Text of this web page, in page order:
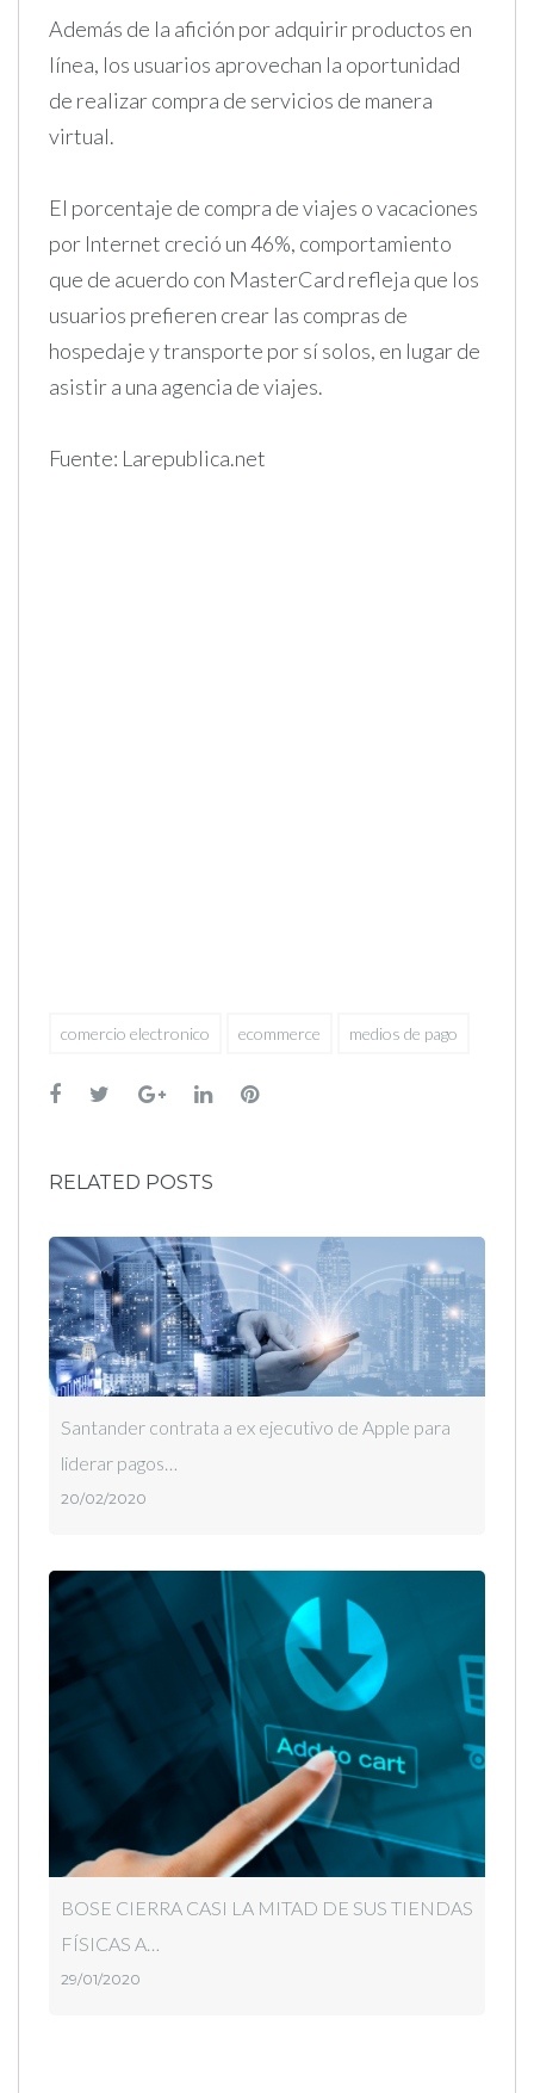
Además de la afición por adquirir productos en
línea, los usuarios aprovechan la oportunidad
de realizar compra de servicios de manera
virtual.
El porcentaje de compra de viajes o vacaciones
por Internet creció un 46%, comportamiento
que de acuerdo con MasterCard refleja que los
usuarios prefieren crear las compras de
hospedaje y transporte por sí solos, en lugar de
asistir a una agencia de viajes.
Fuente: Larepublica.net
comercio electronico ecommerce medios de pago
Facebook
TwitterGoogle+
LinkedInPinterest
RELATED POSTS
Santander contrata a ex ejecutivo de Apple para
liderar pagos…
20/02/2020
BOSE CIERRA CASI LA MITAD DE SUS TIENDAS
FÍSICAS A…
29/01/2020